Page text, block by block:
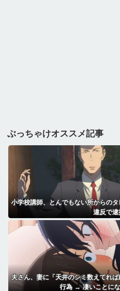
ぶっちゃけオススメ記事
小学校講師、とんでもない所からの
違反で逮
夫さん、妻に「天井のシミ数えてれ
行為 → 凄いことに